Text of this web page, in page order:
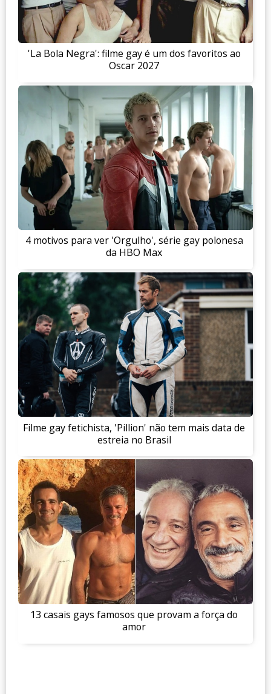
'La Bola Negra': filme gay é um dos favoritos ao
Oscar 2027
4 motivos para ver 'Orgulho', série gay polonesa
da HBO Max
Filme gay fetichista, 'Pillion' não tem mais data de
estreia no Brasil
13 casais gays famosos que provam a força do
amor